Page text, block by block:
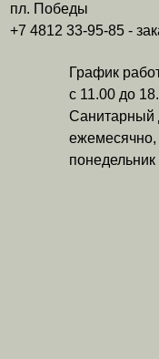
График
с 11.00 до
Санитарный
пл. Победы
+7 4812 33-95-85 -